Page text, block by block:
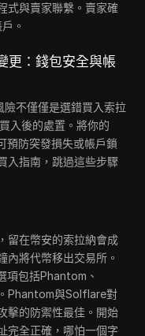
式與賣家聯繫。賣家確
。
更：錢包安全與帳
不僅僅是選錯買入索拉
入後的處置。將你的
預防突發損失或帳戶鎖
入指南，跳過這些步驟
留在幣安的索拉納會成
內將代幣移出交易所。
項包括Phantom、
Phantom與Solflare對
擊的防禦性最佳。開始
完全正確，哪怕一個字